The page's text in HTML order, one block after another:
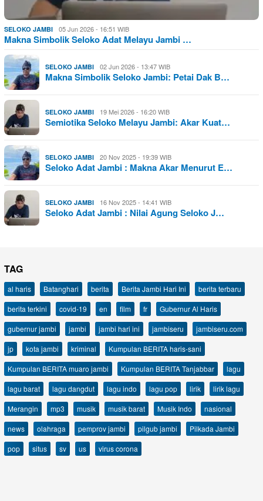
SELOKO JAMBI 05 Jun 2026 - 16:51 WIB
Makna Simbolik Seloko Adat Melayu Jambi …
SELOKO JAMBI 02 Jun 2026 - 13:47 WIB
Makna Simbolik Seloko Jambi: Petai Dak B…
SELOKO JAMBI 19 Mei 2026 - 16:20 WIB
Semiotika Seloko Melayu Jambi: Akar Kuat…
SELOKO JAMBI 20 Nov 2025 - 19:39 WIB
Seloko Adat Jambi : Makna Akar Menurut E…
SELOKO JAMBI 16 Nov 2025 - 14:41 WIB
Seloko Adat Jambi : Nilai Agung Seloko J…
TAG
al haris Batanghari berita Berita Jambi Hari Ini
berita terbaru
berita terkini
covid-19 en film fr
Gubernur Al Haris
gubernur jambi
jambi jambi hari ini jambiseru
jambiseru.com
jp
kota jambi kriminal
Kumpulan BERITA haris-sani
Kumpulan BERITA muaro jambi
Kumpulan BERITA Tanjabbar
lagu
lagu barat
lagu dangdut lagu indo lagu pop lirik
lirik lagu
Merangin
mp3 musik musik barat Musik Indo
nasional
news
olahraga pemprov jambi pilgub jambi
Pilkada Jambi
pop
situs sv us virus corona